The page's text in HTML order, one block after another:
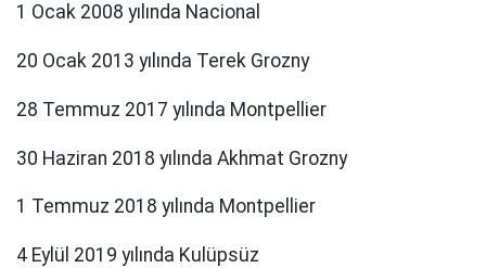
1 Ocak 2008 yılında Nacional
20 Ocak 2013 yılında Terek Grozny
28 Temmuz 2017 yılında Montpellier
30 Haziran 2018 yılında Akhmat Grozny
1 Temmuz 2018 yılında Montpellier
4 Eylül 2019 yılında Kulüpsüz